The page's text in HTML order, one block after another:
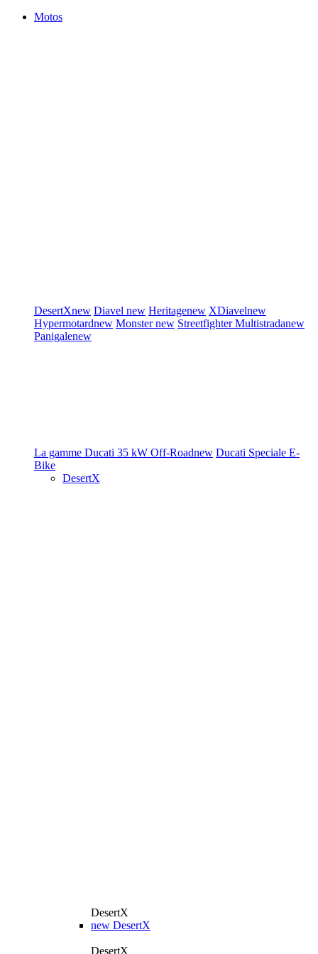
Motos
DesertXnew Diavel new Heritagenew XDiavelnew
Hypermotardnew Monsternew StreetfighterMultistradanew
Panigalenew
La gamme Ducati 35 kW Off-Roadnew Ducati Speciale E-
Bike
DesertX
DesertX
new DesertX
DesertX